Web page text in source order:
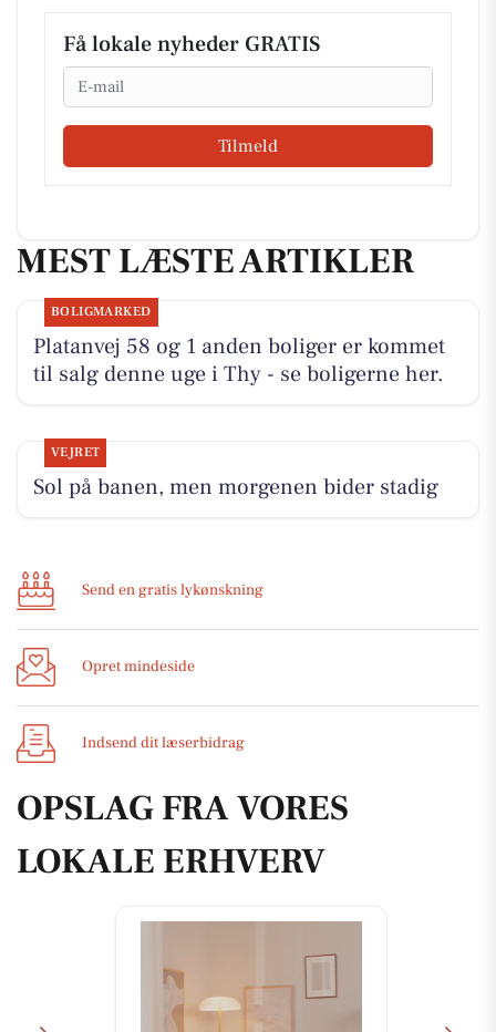
Få lokale nyheder GRATIS
Email
Tilmeld
MEST LÆSTE ARTIKLER
BOLIGMARKED
Platanvej 58 og 1 anden boliger er kommet
til salg denne uge i Thy - se boligerne her.
VEJRET
Sol på banen, men morgenen bider stadig
Send en gratis lykønskning
Opret mindeside
Indsend dit læserbidrag
OPSLAG FRA VORES
LOKALE ERHVERV